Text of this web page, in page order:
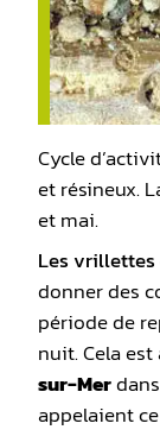
Cycle
et résineux.
et mai.
Les
donner des
période de
nuit. Cela
sur-Mer
appelaient